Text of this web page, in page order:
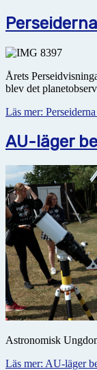
Årets
blev det
Läs mer:
AU-läger
Astronomisk
Läs mer: AU-läger